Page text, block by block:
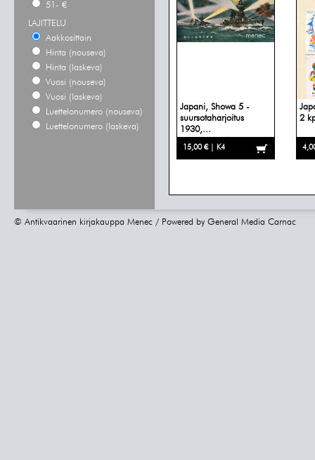
51- €
LAJITTELU
Aakkosittain
Hinta (nouseva)
Hinta (laskeva)
Vuosi (nouseva)
Vuosi (laskeva)
Luettelonumero (nouseva)
Luettelonumero (laskeva)
Japani, Showa 5 -
suursotaharjoitus
1930,...
15,00 € | K4
2
© Antikvaarinen kirjakauppa Menec / Powered by General Media Carnac